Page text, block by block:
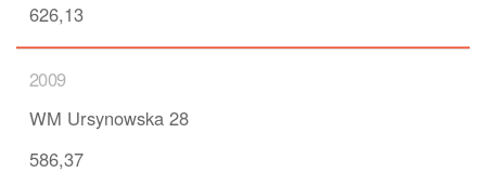
626,13
2009
WM Ursynowska 28
586,37